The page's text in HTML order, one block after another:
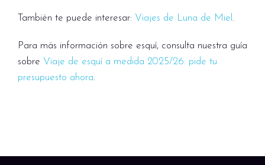
También te puede interesar: Viajes de Luna de Miel .
Para más información sobre esquí, consulta nuestra guía
sobre Viaje de esquí a medida 2025/26: pide tu
presupuesto ahora.